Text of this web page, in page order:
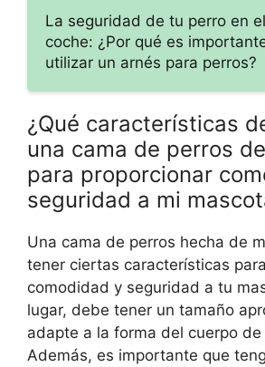
La seguridad de tu perro en el
coche: ¿Por qué es
utilizar un arnés para perros?
¿Qué características
una cama de perros
para proporcionar
seguridad a mi
Una cama de perros hecha de
tener ciertas características
comodidad y seguridad a tu
lugar, debe tener un tamaño
adapte a la forma del cuerpo de
Además, es importante que